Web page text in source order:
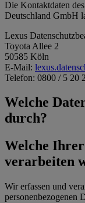
Die Kontaktdaten
Deutschland GmbH
Lexus
Toyota Allee 2
50585 Köln
E-Mail:
Telefon: 0800 / 5 20
Welche
durch?
Welche Ihrer
verarbeiten
Wir erfassen und
personenbezogenen